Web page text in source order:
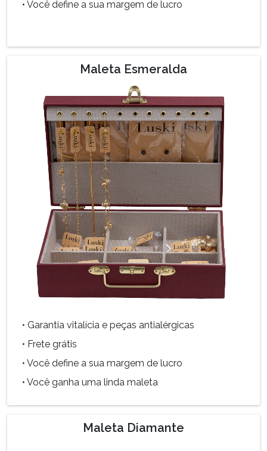
• Você define a sua margem de lucro
Maleta Esmeralda
• Garantia vitalícia e peças antialérgicas
• Frete grátis
• Você define a sua margem de lucro
• Você ganha uma linda maleta
Maleta Diamante